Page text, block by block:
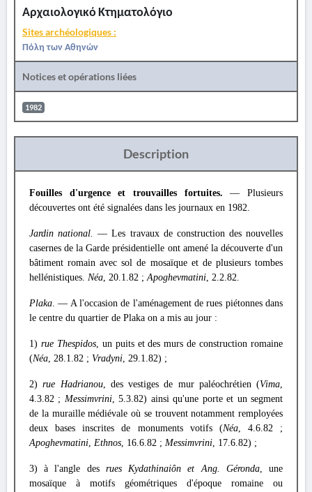
Αρχαιολογικό Κτηματολόγιο
Sites archéologiques :
Πόλη των Αθηνών
Notices et opérations liées
1982
Description
Fouilles d'urgence et trouvailles fortuites. — Plusieurs
découvertes ont été signalées dans les journaux en 1982.
Jardin national. — Les travaux de construction des nouvelles
casernes de la Garde présidentielle ont amené la découverte d'un
bâtiment romain avec sol de mosaïque et de plusieurs tombes
hellénistiques. Néa, 20.1.82 ;Apoghevmatini, 2.2.82.
Plaka. — A l'occasion de l'aménagement de rues piétonnes dans
le centre du quartier de Plaka on a mis au jour :
1) rue Thespidos, un puits et des murs de construction romaine
(Néa, 28.1.82 ; Vradyni, 29.1.82) ;
2)rue Hadrianou, des vestiges de mur paléochrétien (Vima,
4.3.82 ; Messimvrini, 5.3.82) ainsi qu'une porte et un segment
de la muraille médiévale où se trouvent notamment remployées
deux bases inscrites de monuments votifs (Néa, 4.6.82 ;
Apoghevmatini, Ethnos, 16.6.82 ; Messimvrini, 17.6.82) ;
3) à l'angle des rues Kydathinaiôn et Ang. Géronda, une
mosaïque à motifs géométriques d'époque romaine ou